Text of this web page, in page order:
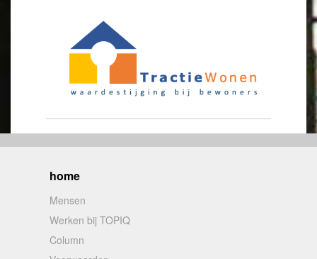
home
Mensen
Werken bij TOPIQ
Column